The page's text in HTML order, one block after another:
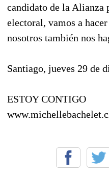
candidato de la
electoral, vamos a
nosotros también nos
Santiago, jueves 29 de
ESTOY CONTIGO